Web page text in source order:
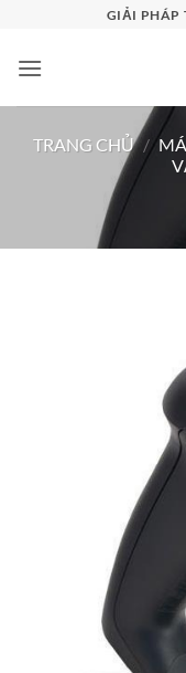
nội
GIẢI PHÁP
TRANG CHỦ /